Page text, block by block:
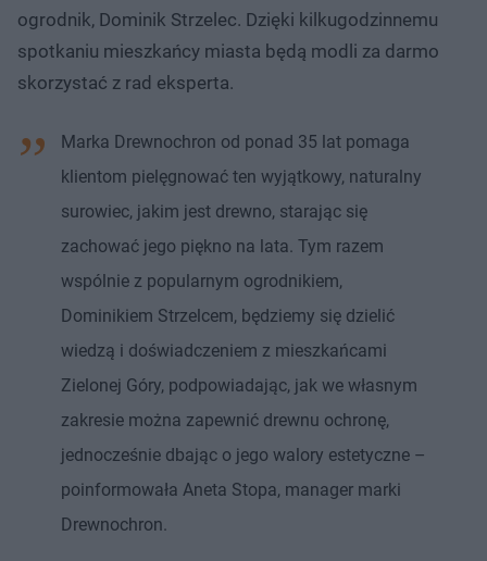
ogrodnik, Dominik Strzelec. Dzięki kilkugodzinnemu
spotkaniu mieszkańcy miasta będą modli za darmo
skorzystać z rad eksperta.
Marka Drewnochron od ponad 35 lat pomaga
klientom pielęgnować ten wyjątkowy, naturalny
surowiec, jakim jest drewno, starając się
zachować jego piękno na lata. Tym razem
wspólnie z popularnym ogrodnikiem,
Dominikiem Strzelcem, będziemy się dzielić
wiedzą i doświadczeniem z mieszkańcami
Zielonej Góry, podpowiadając, jak we własnym
zakresie można zapewnić drewnu ochronę,
jednocześnie dbając o jego walory estetyczne –
poinformowała Aneta Stopa, manager marki
Drewnochron.